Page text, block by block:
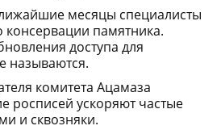
месяцы специалисты
консервации памятника.
доступа для
называются.
комитета Ацамаза
росписей ускоряют частые
и сквозняки.